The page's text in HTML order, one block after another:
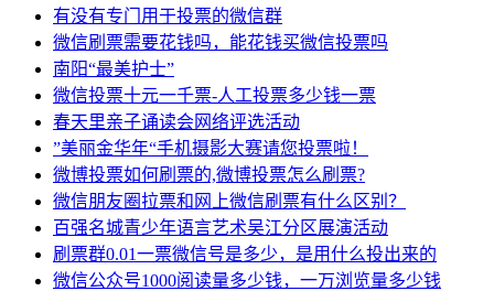
有没有专门用于投票的微信群
微信刷票需要花钱吗，能花钱买微信投票吗
南阳“最美护士”
微信投票十元一千票-人工投票多少钱一票
春天里亲子诵读会网络评选活动
”美丽金华年“手机摄影大赛请您投票啦！
微博投票如何刷票的,微博投票怎么刷票?
微信朋友圈拉票和网上微信刷票有什么区别？
百强名城青少年语言艺术吴江分区展演活动
刷票群0.01一票微信号是多少，是用什么投出来的
微信公众号1000阅读量多少钱，一万浏览量多少钱